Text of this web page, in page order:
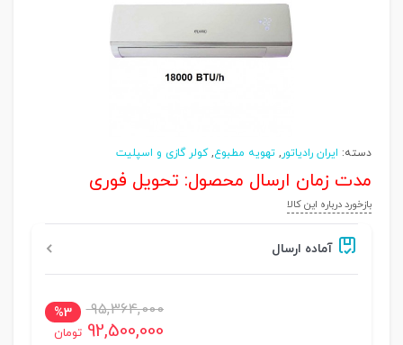
دسته: ایران رادیاتور, تهویه مطبوع,کولر گازی و اسپلیت
مدت زمان ارسال محصول: تحویل فوری
بازخورد درباره این کالا
آماده ارسال
95,364,000
92,500,000 تومان
%3